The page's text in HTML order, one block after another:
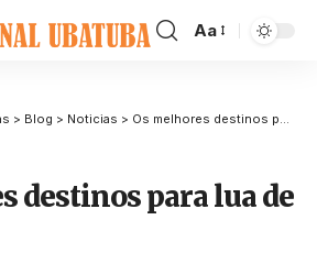
Aa
> Blog > Noticias > Os melhores destinos para lua de mel
destinos para lua de